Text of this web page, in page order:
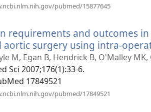
pubmed/15877645
janela)
requirements and outcomes
aortic surgery using intra-
M, Egan B, Hendrick B, O'Malley
Sci 2007;176(1):33-6.
17849521
pubmed/17849521